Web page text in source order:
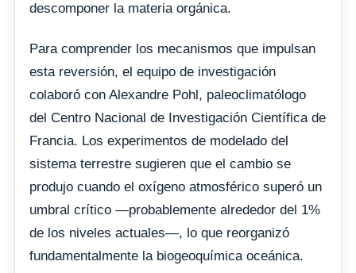
descomponer la materia orgánica.
Para comprender los mecanismos que impulsan
esta reversión, el equipo de investigación
colaboró ​​con Alexandre Pohl, paleoclimatólogo
del Centro Nacional de Investigación Científica de
Francia. Los experimentos de modelado del
sistema terrestre sugieren que el cambio se
produjo cuando el oxígeno atmosférico superó un
umbral crítico —probablemente alrededor del 1%
de los niveles actuales—, lo que reorganizó
fundamentalmente la biogeoquímica oceánica.